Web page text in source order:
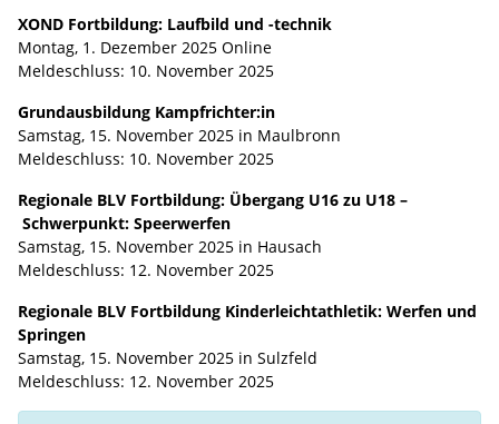
XOND Fortbildung: Laufbild und -technik ​​​​
Montag, 1. Dezember 2025 Online
Meldeschluss: 10. November 2025
Grundausbildung Kampfrichter:in ​​​​
Samstag, 15. November 2025 in Maulbronn
Meldeschluss: 10. November 2025
Regionale BLV Fortbildung: Übergang U16 zu U18 –
Schwerpunkt: Speerwerfen ​​​​
Samstag, 15. November 2025 in Hausach
Meldeschluss: 12. November 2025
Regionale BLV Fortbildung Kinderleichtathletik: Werfen und
Springen ​​​​
Samstag, 15. November 2025 in Sulzfeld
Meldeschluss: 12. November 2025